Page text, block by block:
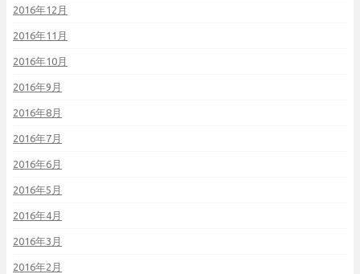
2016年12月
2016年11月
2016年10月
2016年9月
2016年8月
2016年7月
2016年6月
2016年5月
2016年4月
2016年3月
2016年2月